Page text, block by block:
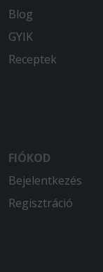
Blog
GYIK
Receptek
FIÓKOD
Bejelentkezés
Regisztráció